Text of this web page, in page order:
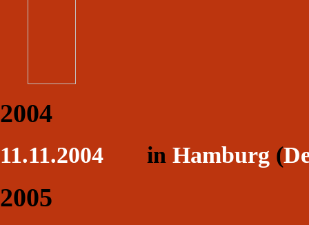
2004
11.11.2004 in Hamburg (
2005